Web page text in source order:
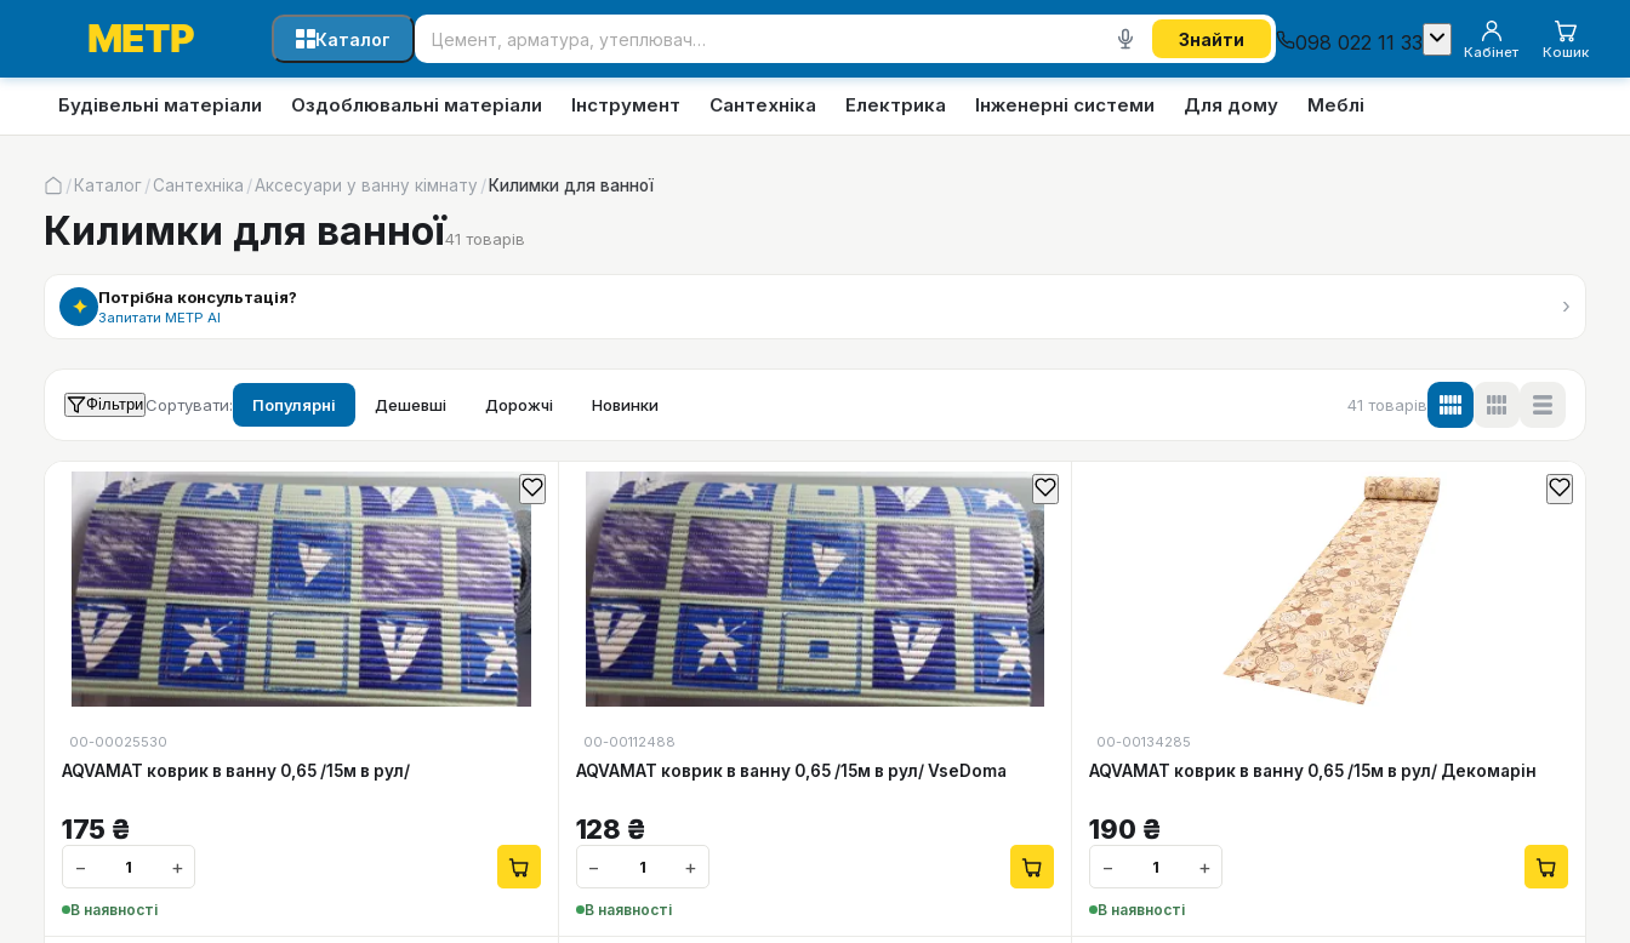
Каталог Знайти 098 022 11 33 Кабінет Кошик
Будівельні матеріали Оздоблювальні матеріали Інструмент Сантехніка Електрика Інженерні системи Для дому Меблі
/Каталог/Сантехніка /Аксесуари у ванну кімнату /Килимки для ванної
Килимки для ванної41 товарів
✦ Потрібна консультація?
Запитати МЕТР АІ ›
Фільтри Сортувати: Популярні Дешевші Дорожчі Новинки 41 товарів
00-00025530
AQVAMAT коврик в ванну 0,65 /15м в рул/
175 ₴
− +
В наявності
00-00112488
AQVAMAT коврик в ванну 0,65 /15м в рул/ VseDoma
128 ₴
− +
В наявності
00-00134285
AQVAMAT коврик в ванну 0,65 /15м в рул/ Декомарін
190 ₴
− +
В наявності